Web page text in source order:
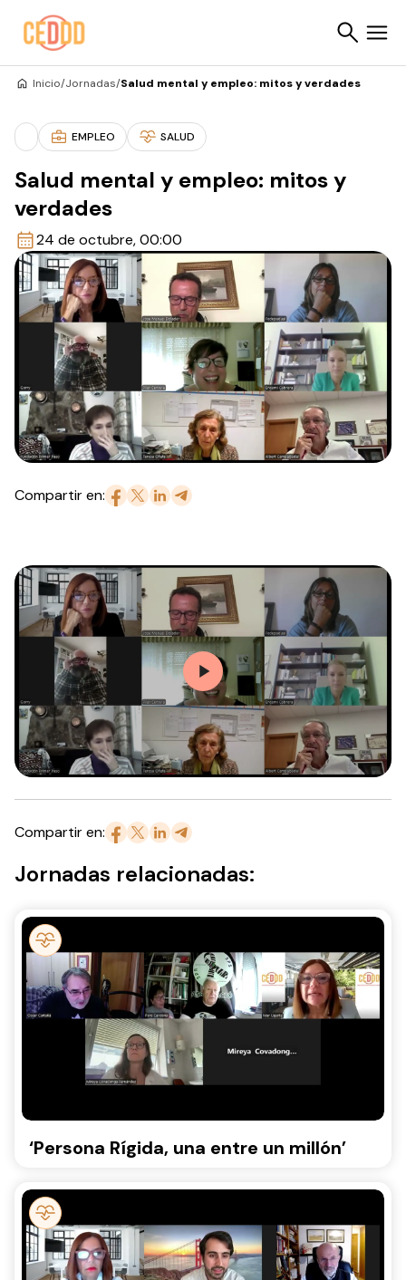
Inicio/Jornadas/Salud mental y empleo: mitos y verdades
EMPLEO SALUD
Salud mental y empleo: mitos y
verdades
24 de octubre, 00:00
Compartir en:
Compartir en:
Jornadas relacionadas:
‘Persona Rígida, una entre un millón’